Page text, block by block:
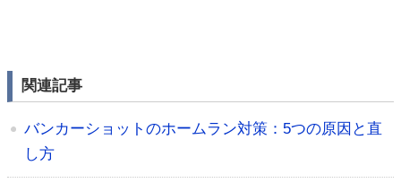
関連記事
バンカーショットのホームラン対策：5つの原因と直
し方